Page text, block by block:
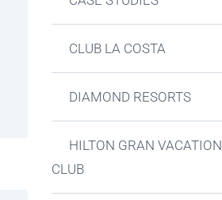
CLUB LA COSTA
DIAMOND RESORTS
HILTON GRAN VACATION
CLUB